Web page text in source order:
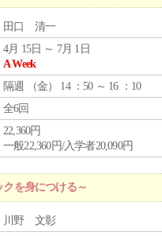
田口 清一
4月 15日 ～ 7月 1日
A Week
隔週 （金） 14 ：50 ～ 16 ：10
全6回
22,360円
一般22,360円/入学者20,090円
を身につける～
川野 文彰